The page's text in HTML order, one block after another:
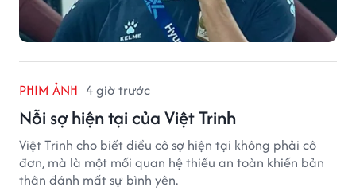
PHIM ẢNH 4 giờ trước
Nỗi sợ hiện tại của Việt Trinh
Việt Trinh cho biết điều cô sợ hiện tại không phải cô
đơn, mà là một mối quan hệ thiếu an toàn khiến bản
thân đánh mất sự bình yên.